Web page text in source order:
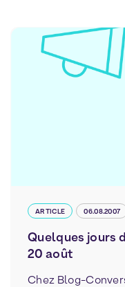
ARTICLE 06.08.2007
Quelques jours
20 août
Chez Blog-